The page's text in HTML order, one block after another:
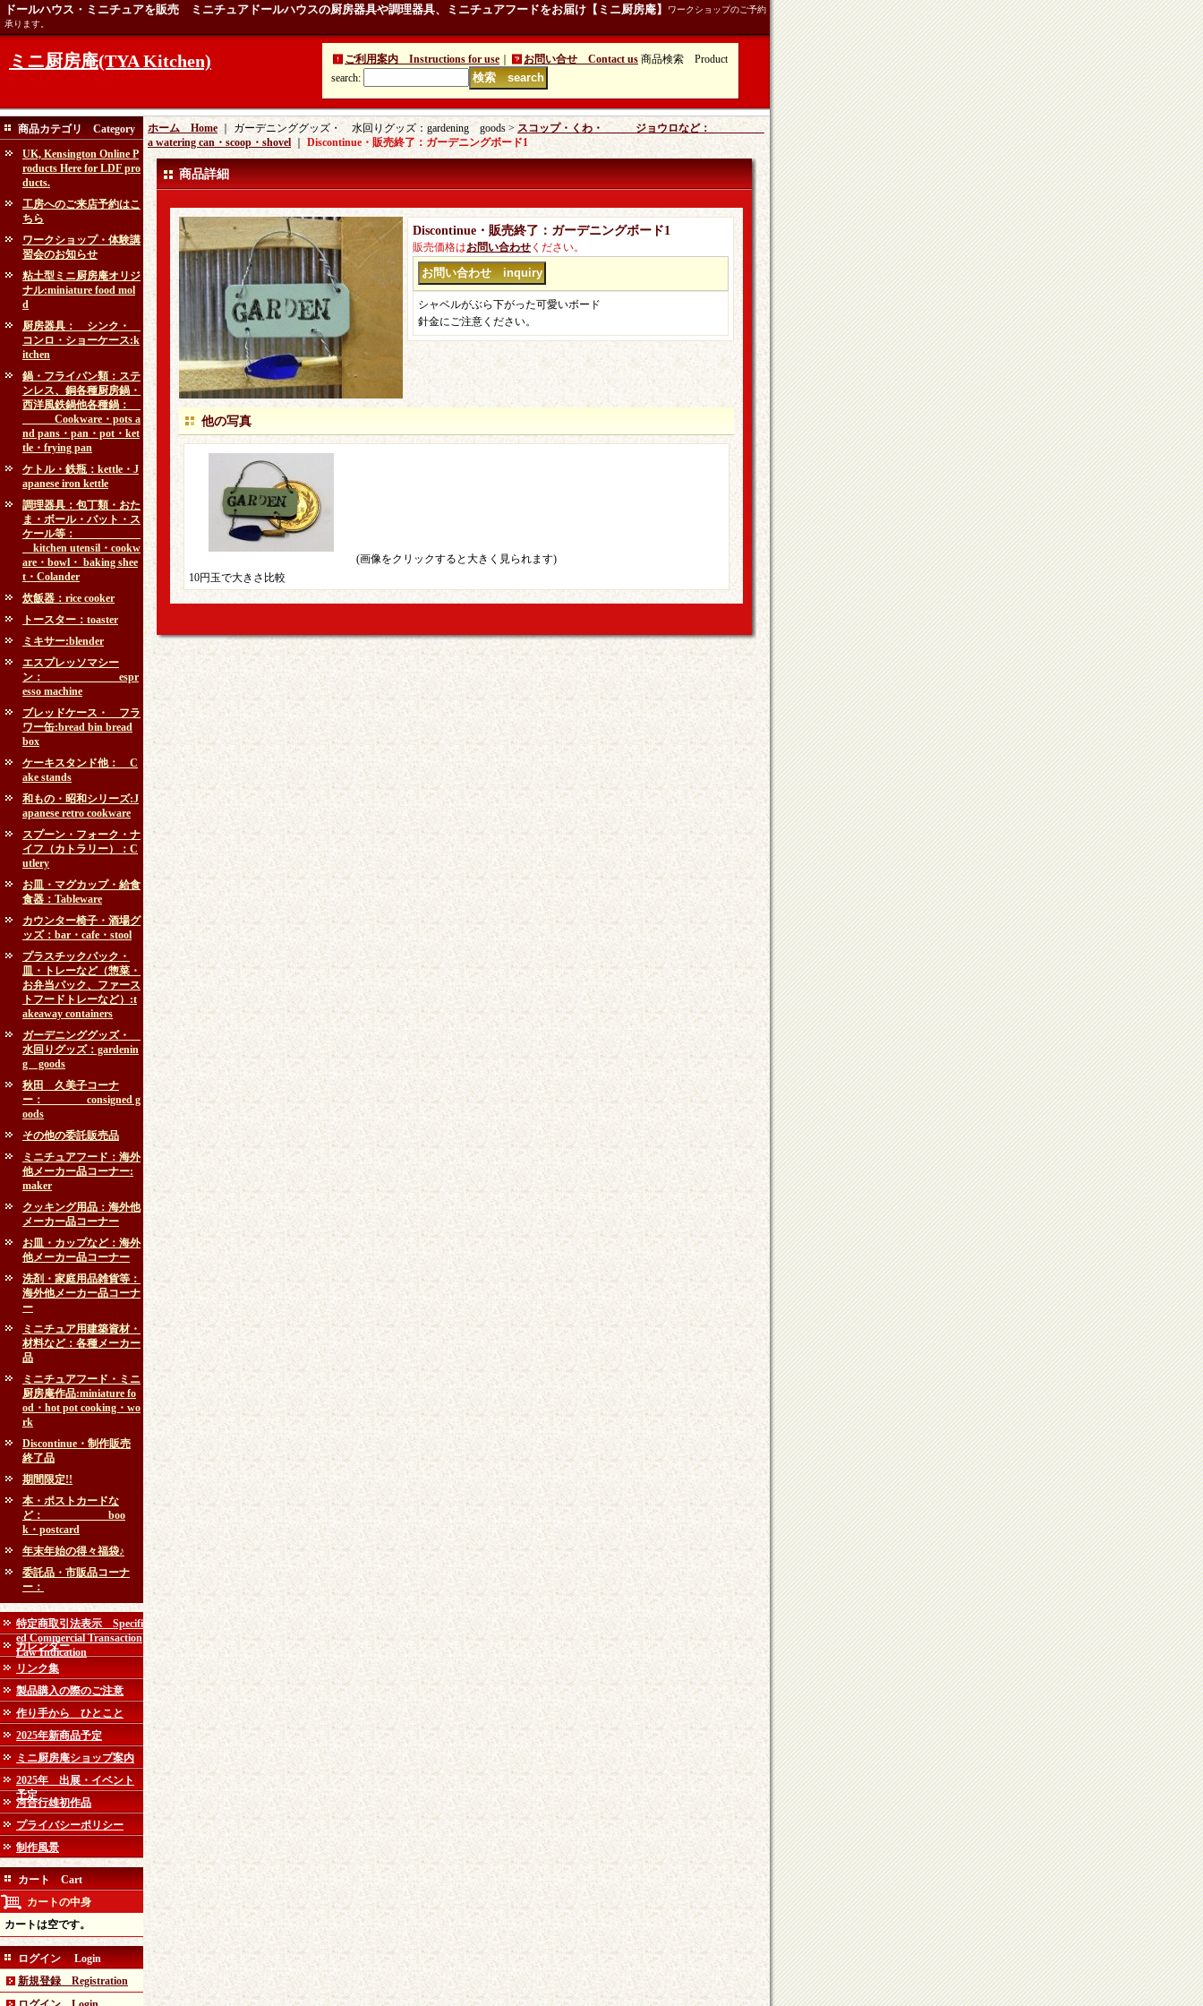
ドールハウス・ミニチュアを販売 ミニチュアドールハウスの厨房器具や調理器具、ミニチュアフードをお届け【ミニ厨房庵】
ワークショップのご予約
承ります。
ミニ厨房庵(TYA Kitchen) ご利用案内 Instructions for use お問い合せ Contact us 商品検索 Product
search:
商品カテゴリ Category
UK, Kensington Online P
roducts Here for LDF pro
ducts.
工房へのご来店予約はこ
ちら
ワークショップ・体験講
習会のお知らせ
粘土型ミニ厨房庵オリジ
ナル:miniature food mol
d
厨房器具： シンク・
コンロ・ショーケース:k
itchen
鍋・フライパン類：ステ
ンレス、銅各種厨房鍋・
西洋風鉄鍋他各種鍋：
Cookware・pots a
nd pans・pan・pot・ket
tle・frying pan
ケトル・鉄瓶：kettle・J
apanese iron kettle
調理器具：包丁類・おた
ま・ボール・バット・ス
ケール等：
kitchen utensil・cookw
are・bowl・ baking shee
t・Colander
炊飯器：rice cooker
トースター：toaster
ミキサー:blender
エスプレッソマシー
ン： espr
esso machine
ブレッドケース・ フラ
ワー缶:bread bin bread
box
ケーキスタンド他： C
ake stands
和もの・昭和シリーズ:J
apanese retro cookware
スプーン・フォーク・ナ
イフ（カトラリー）：C
utlery
お皿・マグカップ・給食
食器：Tableware
カウンター椅子・酒場グ
ッズ：bar・cafe・stool
プラスチックパック・
皿・トレーなど（惣菜・
お弁当パック、ファース
トフードトレーなど）:t
akeaway containers
ガーデニンググッズ・
水回りグッズ：gardenin
g goods
秋田 久美子コーナ
ー： consigned g
oods
その他の委託販売品
ミニチュアフード：海外
他メーカー品コーナー:
maker
クッキング用品：海外他
メーカー品コーナー
お皿・カップなど：海外
他メーカー品コーナー
洗剤・家庭用品雑貨等：
海外他メーカー品コーナ
ー
ミニチュア用建築資材・
材料など：各種メーカー
品
ミニチュアフード・ミニ
厨房庵作品:miniature fo
od・hot pot cooking・wo
rk
Discontinue・制作販売
終了品
期間限定!!
本・ポストカードな
ど： boo
k・postcard
年末年始の得々福袋♪
委託品・市販品コーナ
ー：
特定商取引法表示 Specifi
ed Commercial Transaction
Law Indication
カレンダー
リンク集
製品購入の際のご注意
作り手から ひとこと
2025年新商品予定
ミニ厨房庵ショップ案内
2025年 出展・イベント
予定
河合行雄初作品
プライバシーポリシー
制作風景
カート Cart
カートの中身
カートは空です。
ログイン Login
新規登録 Registration
ホーム Home ｜ ガーデニンググッズ・ 水回りグッズ：gardening goods > スコップ・くわ・ ジョウロなど：
a watering can・scoop・shovel
Discontinue・販売終了：ガーデニングボード1
商品詳細
Discontinue・販売終了：ガーデニングボード1
販売価格はお問い合わせ ください。
シャベルがぶら下がった可愛いボード
針金にご注意ください。
他の写真
(画像をクリックすると大きく見られます)
10円玉で大きさ比較